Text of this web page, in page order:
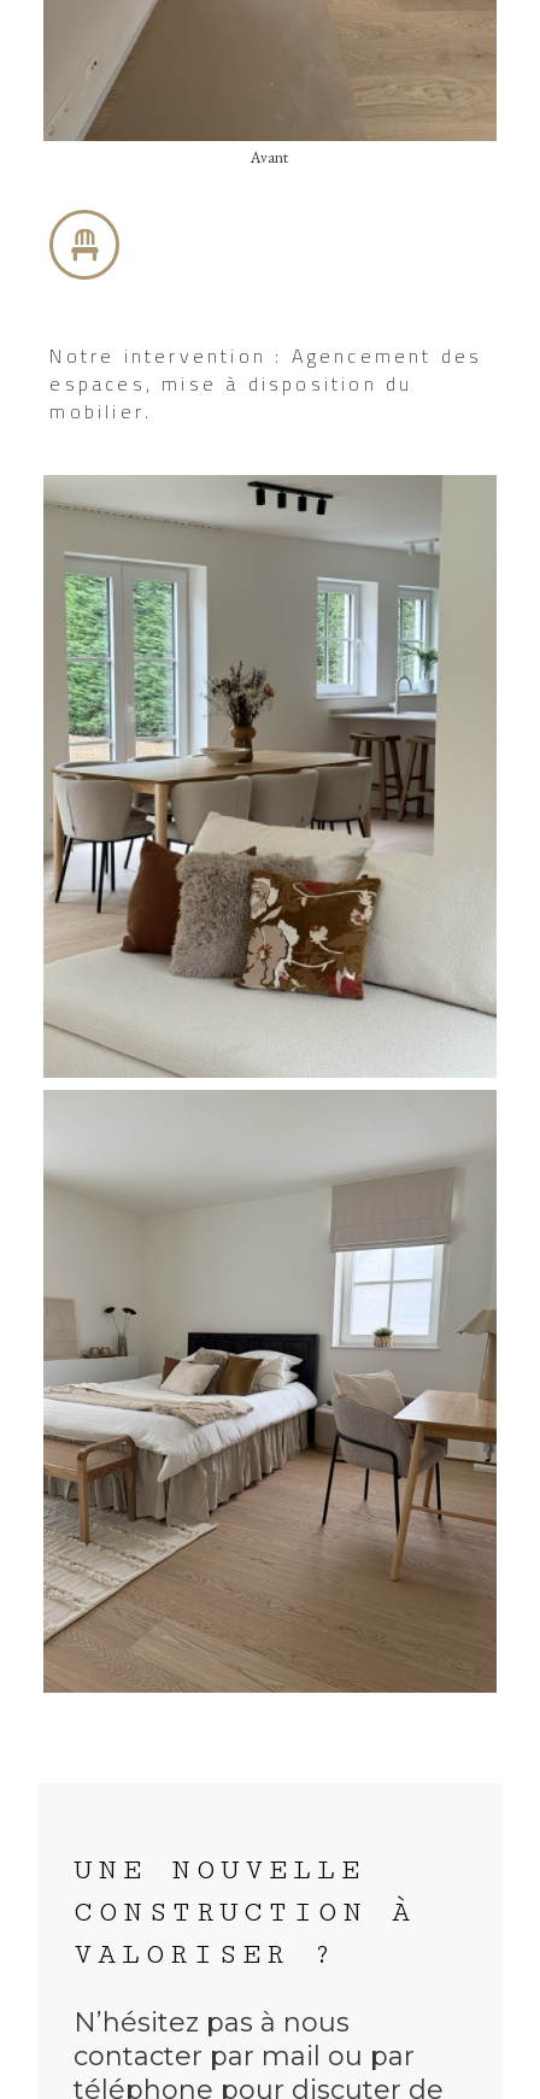
Avant
Notre intervention : Agencement des
espaces, mise à disposition du
mobilier.
UNE NOUVELLE
CONSTRUCTION À
VALORISER ?
N’hésitez pas à nous
contacter par mail ou par
téléphone pour discuter de